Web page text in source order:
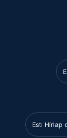
Esti Hírlap